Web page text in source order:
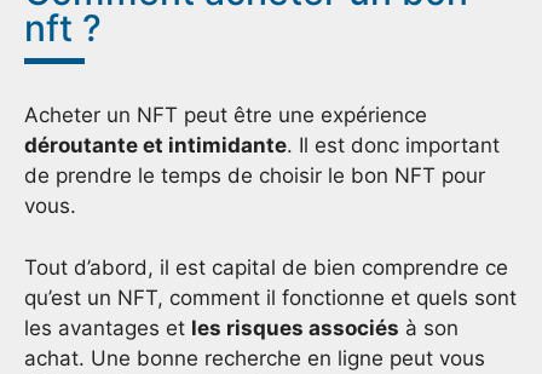
nft ?
Acheter un NFT peut être une expérience
déroutante et intimidante. Il est donc important
de prendre le temps de choisir le bon NFT pour
vous.
Tout d’abord, il est capital de bien comprendre ce
qu’est un NFT, comment il fonctionne et quels sont
les avantages et les risques associés à son
achat. Une bonne recherche en ligne peut vous